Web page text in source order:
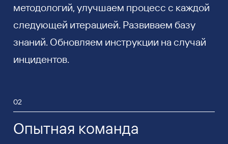
методологий, улучшаем процесс с каждой
следующей итерацией. Развиваем базу
знаний. Обновляем инструкции на случай
инцидентов.
02
Опытная команда